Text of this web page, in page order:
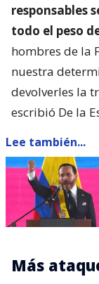
responsables
todo el peso
hombres de la
nuestra
devolverles la
escribió De la
Lee también...
Más